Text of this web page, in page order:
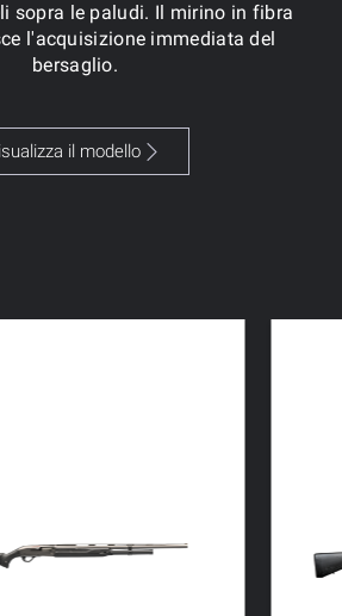
sopra le paludi. Il mirino in fibra
l'acquisizione immediata del
bersaglio.
il modello